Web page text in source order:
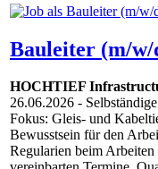
Bauleiter (m/
HOCHTIEF
26.06.2026 -
Fokus: Gleis- und
Bewusstsein für den
Regularien beim